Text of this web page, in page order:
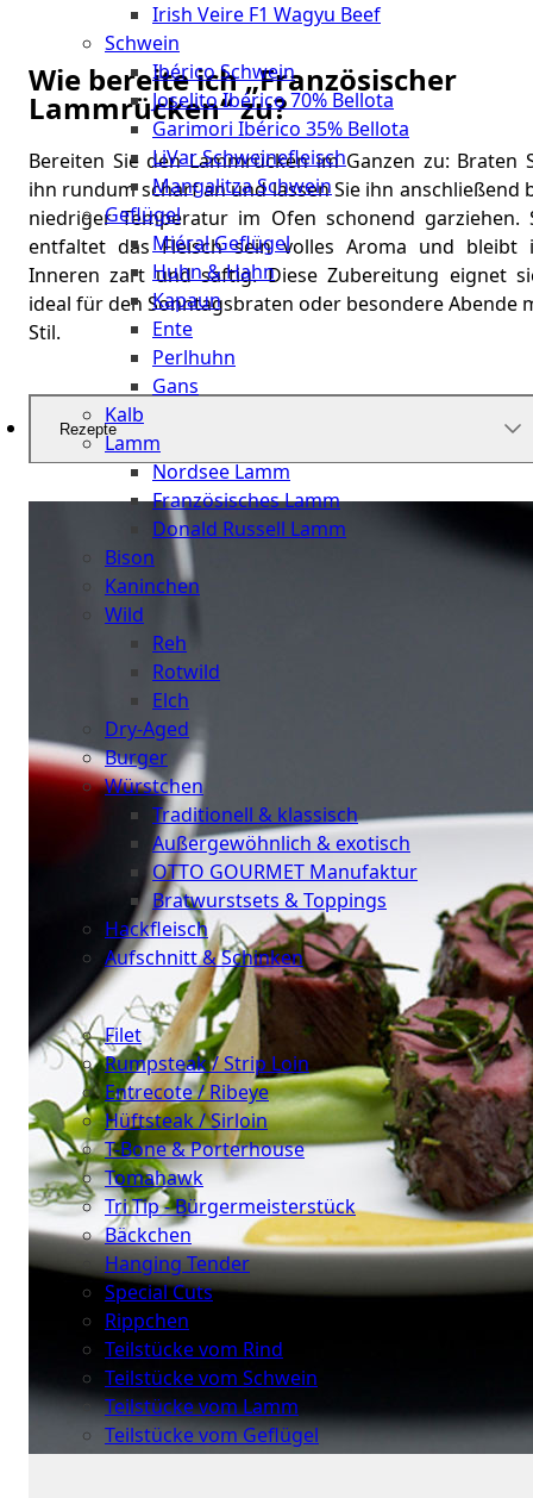
Irish Veire F1 Wagyu Beef
Schwein
Ibérico Schwein
Joselito Ibérico 70% Bellota
Garimori Ibérico 35% Bellota
LiVar Schweinefleisch
Mangalitza Schwein
Geflügel
Miéral Geflügel
Huhn & Hahn
Kapaun
Ente
Perlhuhn
Gans
Kalb
Lamm
Nordsee Lamm
Französisches Lamm
Donald Russell Lamm
Bison
Kaninchen
Wild
Reh
Rotwild
Elch
Dry-Aged
Burger
Würstchen
Traditionell & klassisch
Außergewöhnlich & exotisch
OTTO GOURMET Manufaktur
Bratwurstsets & Toppings
Hackfleisch
Aufschnitt & Schinken
Cuts
Filet
Rumpsteak / Strip Loin
Entrecote / Ribeye
Hüftsteak / Sirloin
T-Bone & Porterhouse
Tomahawk
Tri Tip - Bürgermeisterstück
Bäckchen
Hanging Tender
Special Cuts
Rippchen
Teilstücke vom Rind
Teilstücke vom Schwein
Teilstücke vom Lamm
Teilstücke vom Geflügel
Wie bereite ich „Französischer
Lammrücken“ zu?
Bereiten Sie den Lammrücken im Ganzen zu: Braten
ihn rundum scharf an und lassen Sie ihn anschließend
niedriger Temperatur im Ofen schonend garziehen.
entfaltet das Fleisch sein volles Aroma und bleibt
Inneren zart und saftig. Diese Zubereitung eignet
ideal für den Sonntagsbraten oder besondere Abende
Stil.
Rezepte